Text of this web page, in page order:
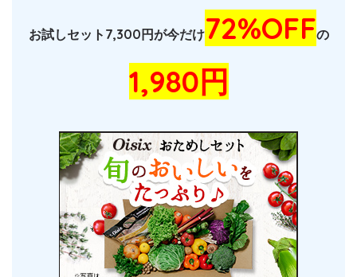
お試しセット7,300円が今だけ72%OFFの
1,980円